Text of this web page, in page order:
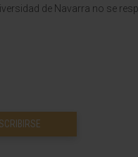
de Navarra no se